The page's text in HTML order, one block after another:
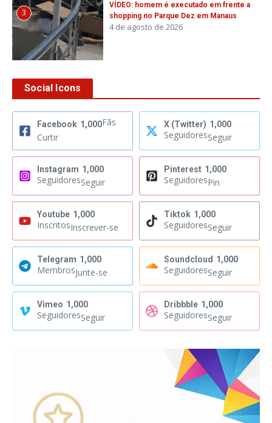
3
VÍDEO: homem é executado em frente a
shopping no Parque Dez em Manaus
4 de agosto de 2026
Social Icons
Facebook 1,000Fãs
Curtir
X (Twitter) 1,000
SeguidoresSeguir
Instagram 1,000
SeguidoresSeguir
Pinterest 1,000
SeguidoresPin
Youtube 1,000
InscritosInscrever-se
Tiktok 1,000
SeguidoresSeguir
Telegram 1,000
MembrosJunte-se
Soundcloud 1,000
SeguidoresSeguir
Vimeo 1,000
SeguidoresSeguir
Dribbble 1,000
SeguidoresSeguir